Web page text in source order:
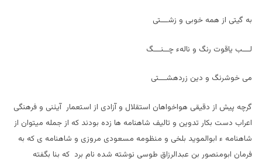
به گيتی از همه خوبی و زشـــتی
لـــب یاقوت رنگ و نالهء چــنـــگ
می خوشرنگ و دين زردهشـــتی
گرچه پیش از دقيقی هواخواهان استقلال و آزادی از استعمار آيئنی و فرهنگی
اعراب دست بکار تدوين و تاليف شاهنامه ها زده بودند که از جمله ميتوان از
شاهنامه ء ابوالمويد بلخی و منظومه مسعودی مروزی و شاهنامه ی که به
فرمان ابومنصور بن عبدالرزاق طوسی نوشته شده نام برد که بنا بگفته